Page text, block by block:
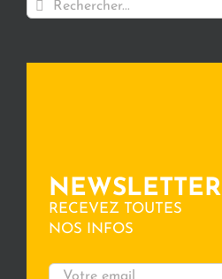
NEWSLETTER
RECEVEZ TOUTES
NOS INFOS